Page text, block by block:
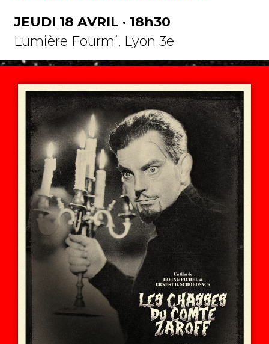
JEUDI 18 AVRIL · 18h30
Lumière Fourmi, Lyon 3e